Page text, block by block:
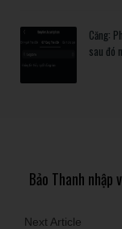
Căng:
sau đó
Bảo Thanh
Next Article